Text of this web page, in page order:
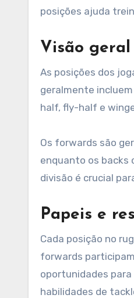
posições ajuda
Visão geral
As posições dos
geralmente
half, fly-half e
Os forwards são
enquanto os backs
divisão é crucial
Papeis e
Cada posição no
forwards
oportunidades
habilidades de